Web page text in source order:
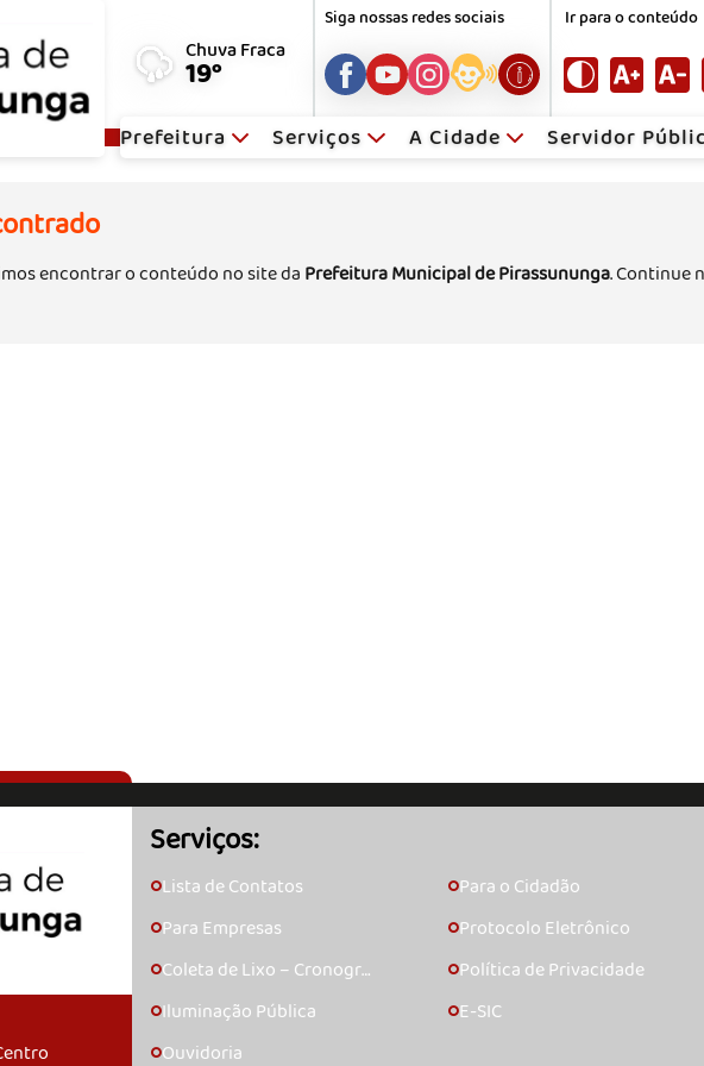
Chuva Fraca
19°
Siga nossas redes sociais Ir para o conteúdo
Prefeitura Serviços A Cidade Servidor
encontrar o conteúdo no site da Prefeitura Municipal de Pirassununga. Continue
Serviços:
🞇Lista de Contatos 🞇Para o Cidadão
🞇Para Empresas 🞇Protocolo Eletrônico
🞇Coleta de Lixo – Cronogra
🞇Política de Privacidade
🞇Iluminação Pública 🞇E-SIC
🞇Ouvidoria